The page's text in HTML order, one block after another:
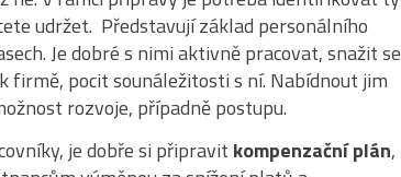
udržet. Představují základ personálního
Je dobré s nimi aktivně pracovat, snažit se
firmě, pocit sounáležitosti s ní. Nabídnout jim
rozvoje, případně postupu.
je dobře si připravit kompenzační plán,